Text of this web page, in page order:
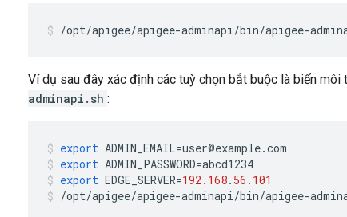
/opt/apigee/apigee-adminapi/bin/apigee-
Ví dụ sau đây xác định các tuỳ chọn bắt buộc là biến
adminapi.sh :
export ADMIN_EMAIL=user@example.com
export ADMIN_PASSWORD=abcd1234
export EDGE_SERVER=192.168. 56.101
/opt/apigee/apigee-adminapi/bin/apigee-